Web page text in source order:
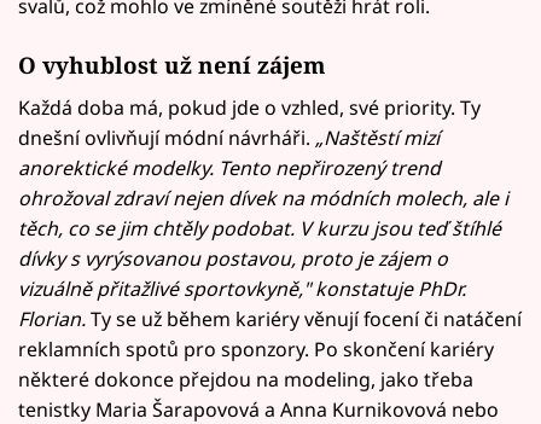
svalů, což mohlo ve zmíněné soutěži hrát roli.
O vyhublost už není zájem
Každá doba má, pokud jde o vzhled, své priority. Ty
dnešní ovlivňují módní návrháři. „Naštěstí mizí
anorektické modelky. Tento nepřirozený trend
ohrožoval zdraví nejen dívek na módních molech, ale i
těch, co se jim chtěly podobat. V kurzu jsou teď štíhlé
dívky s vyrýsovanou postavou, proto je zájem o
vizuálně přitažlivé sportovkyně," konstatuje PhDr.
Florian.Ty se už během kariéry věnují focení či natáčení
reklamních spotů pro sponzory. Po skončení kariéry
některé dokonce přejdou na modeling, jako třeba
tenistky Maria Šarapovová a Anna Kurnikovová nebo